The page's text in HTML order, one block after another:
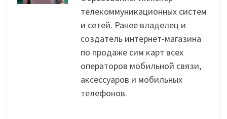
телекоммуникационных систем
и сетей. Ранее владелец и
создатель интернет-магазина
по продаже сим карт всех
операторов мобильной связи,
аксессуаров и мобильных
телефонов.